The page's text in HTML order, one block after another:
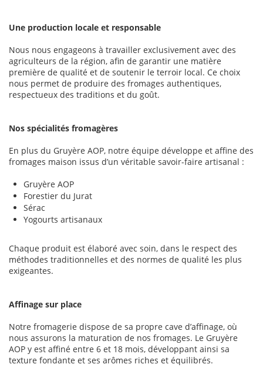
Une production locale et responsable
Nous nous engageons à travailler exclusivement avec des
agriculteurs de la région, afin de garantir une matière
première de qualité et de soutenir le terroir local. Ce choix
nous permet de produire des fromages authentiques,
respectueux des traditions et du goût.
Nos spécialités fromagères
En plus du Gruyère AOP, notre équipe développe et affine des
fromages maison issus d’un véritable savoir-faire artisanal :
Gruyère AOP
Forestier du Jurat
Sérac
Yogourts artisanaux
Chaque produit est élaboré avec soin, dans le respect des
méthodes traditionnelles et des normes de qualité les plus
exigeantes.
Affinage sur place
Notre fromagerie dispose de sa propre cave d’affinage, où
nous assurons la maturation de nos fromages. Le Gruyère
AOP y est affiné entre 6 et 18 mois, développant ainsi sa
texture fondante et ses arômes riches et équilibrés.